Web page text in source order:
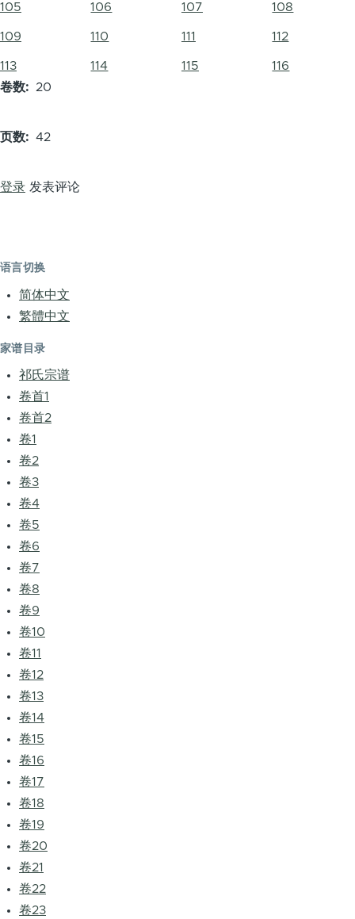
105 106 107 108
109 110 111 112
113 114 115
116
卷数
20
页数 42
登录 发表评论
语言切换
简体中文
繁體中文
家谱目录
祁氏宗谱
卷首1
卷首2
卷1
卷2
卷3
卷4
卷5
卷6
卷7
卷8
卷9
卷10
卷11
卷12
卷13
卷14
卷15
卷16
卷17
卷18
卷19
卷20
卷21
卷22
卷23